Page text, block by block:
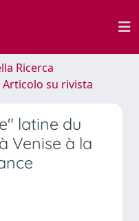
Ricerca
Articolo su rivista
latine du
Venise à la